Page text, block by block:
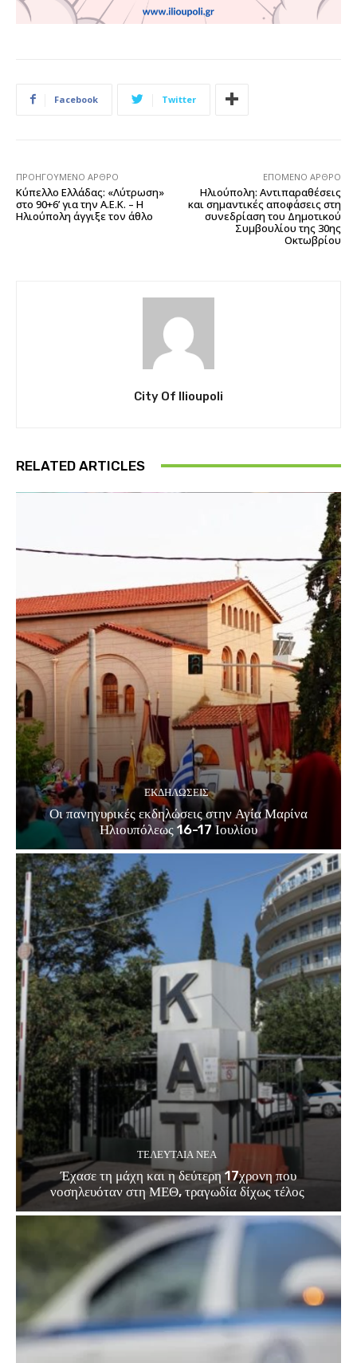
Facebook Twitter
ΠΡΟΗΓΟΎΜΕΝΟ ΆΡΘΡΟ
Κύπελλο Ελλάδας: «Λύτρωση»
στο 90+6’ για την Α.Ε.Κ. – Η
Ηλιούπολη άγγιξε τον άθλο
ΕΠΌΜΕΝΟ ΆΡΘΡΟ
Ηλιούπολη: Αντιπαραθέσεις
και σημαντικές αποφάσεις στη
συνεδρίαση του Δημοτικού
Συμβουλίου της 30ης
Οκτωβρίου
City Of Ilioupoli
RELATED ARTICLES
ΕΚΔΗΛΏΣΕΙΣ
Οι πανηγυρικές εκδηλώσεις στην Αγία Μαρίνα
Ηλιουπόλεως 16-17 Ιουλίου
ΤΕΛΕΥΤΑΊΑ ΝΈΑ
Έχασε τη μάχη και η δεύτερη 17χρονη που
νοσηλευόταν στη ΜΕΘ, τραγωδία δίχως τέλος